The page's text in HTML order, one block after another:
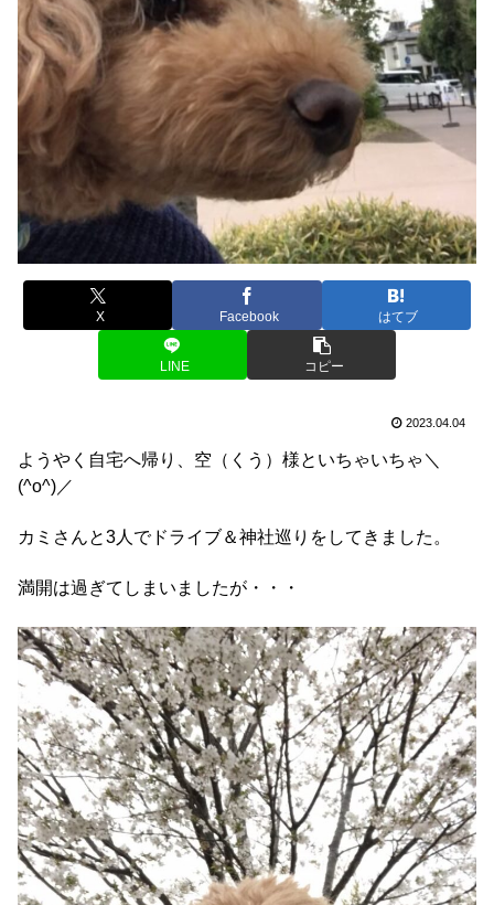
X Facebook はてブ
LINE コピー
2023.04.04
ようやく自宅へ帰り、空（くう）様といちゃいちゃ＼
(^o^)／
カミさんと3人でドライブ＆神社巡りをしてきました。
満開は過ぎてしまいましたが・・・